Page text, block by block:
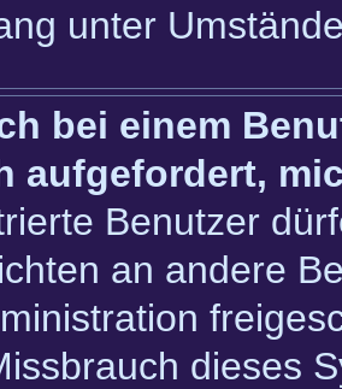
unter
bei einem
aufgefordert,
Benutzer
an andere
dieses